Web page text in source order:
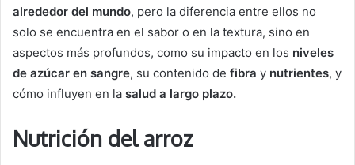
alrededor del mundo, pero la diferencia entre ellos no
solo se encuentra en el sabor o en la textura, sino en
aspectos más profundos, como su impacto en los niveles
de azúcar en sangre, su contenido de fibra y nutrientes, y
cómo influyen en la salud a largo plazo.
Nutrición del arroz